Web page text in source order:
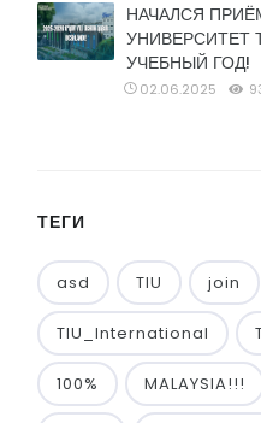
НАЧАЛСЯ
УНИВЕРСИТЕТ
УЧЕБНЫЙ ГОД!
02.06.2025
ТЕГИ
asd TIU join
TIU_International
100% MALAYSIA!!!